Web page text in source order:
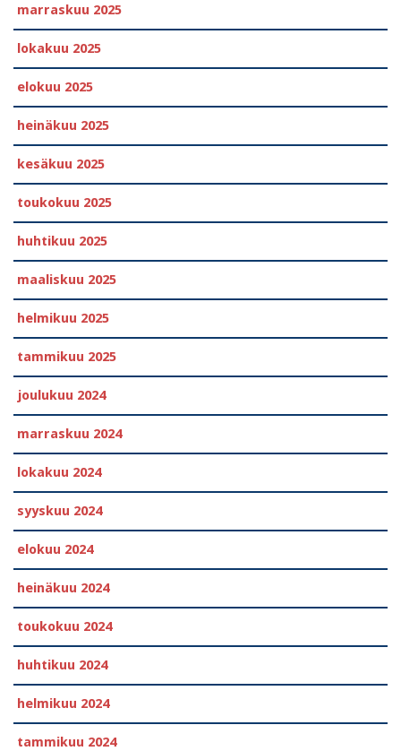
marraskuu 2025
lokakuu 2025
elokuu 2025
heinäkuu 2025
kesäkuu 2025
toukokuu 2025
huhtikuu 2025
maaliskuu 2025
helmikuu 2025
tammikuu 2025
joulukuu 2024
marraskuu 2024
lokakuu 2024
syyskuu 2024
elokuu 2024
heinäkuu 2024
toukokuu 2024
huhtikuu 2024
helmikuu 2024
tammikuu 2024